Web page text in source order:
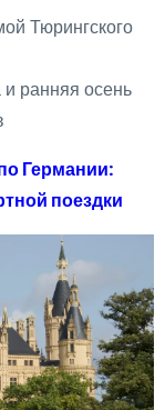
Тюрингского
и ранняя осень
Германии:
поездки